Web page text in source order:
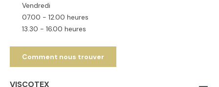
Vendredi
07.00 - 12.00 heures
13.30 - 16.00 heures
Comment nous trouver
VISCOTEX